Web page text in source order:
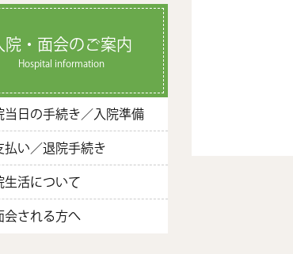
院・面会のご案内
Hospital information
当日の手続き／入院準備
払い／退院手続き
生活について
会される方へ